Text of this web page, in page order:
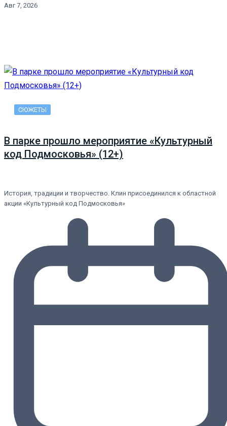
Авг 7, 2026
СЮЖЕТЫ
В парке прошло мероприятие «Культурный
код Подмосковья» (12+)
История, традиции и творчество. Клин присоединился к областной
акции «Культурный код Подмосковья»